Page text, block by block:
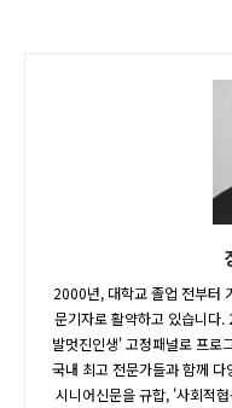
2000년, 대학교 졸업 전부터
문기자로 활약하고 있습니다
발멋진인생' 고정패널로 프로
국내 최고 전문가들과 함께
시니어신문을 규합, '사회적